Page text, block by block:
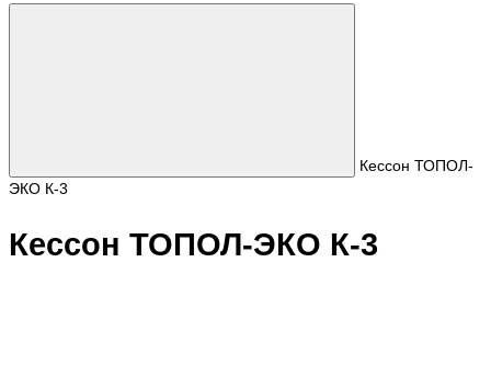
Кессон ТОПОЛ-
ЭКО К-3
Кессон ТОПОЛ-ЭКО К-3